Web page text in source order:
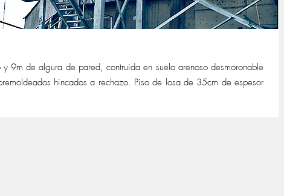
de algura de pared, contruida en suelo arenoso desmoronable
hincados a rechazo. Piso de losa de 35cm de espesor